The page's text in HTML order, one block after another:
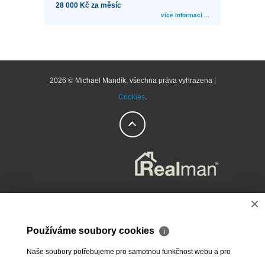
28 000 Kč za měsíc
více informací ...
2026 © Michael Mandík, všechna práva vyhrazena |
Cookies
×
Používáme soubory cookies ℹ
Naše soubory potřebujeme pro samotnou funkčnost webu a pro